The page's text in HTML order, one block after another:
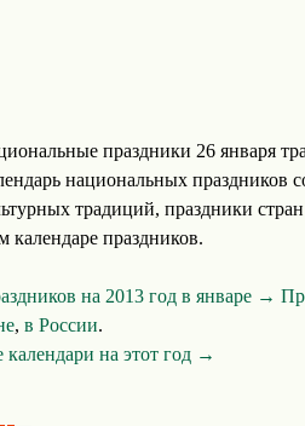
праздники 26 января
национальных праздников
традиций, праздники
календаре праздников.
на 2013 год в январе →
, в России.
календари на этот год →